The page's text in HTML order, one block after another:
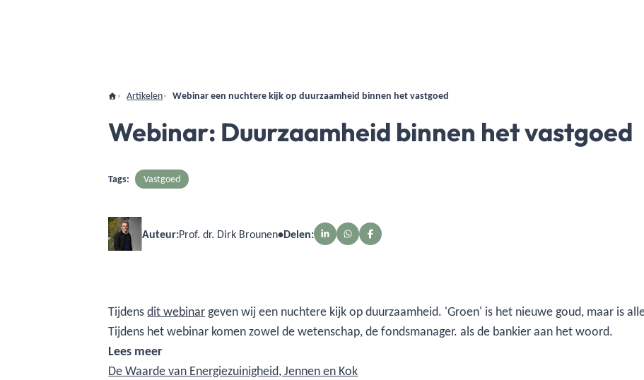
Artikelen Webinar een nuchtere kijk op duurzaamheid binnen het vastgoed
Webinar: Duurzaamheid binnen het vastgoed
Tags: Vastgoed
Auteur:Prof. dr. Dirk Brounen•Delen:
Tijdensdit webinar geven wij een nuchtere kijk op duurzaamheid. 'Groen' is het nieuwe goud, maar is
Tijdens het webinar komen zowel de wetenschap, de fondsmanager. als de bankier aan het woord.
Lees meer
De Waarde van Energiezuinigheid, Jennen en Kok